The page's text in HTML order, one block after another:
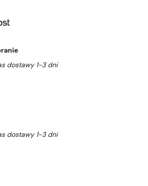
dostawy 1-3 dni
dostawy 1-3 dni